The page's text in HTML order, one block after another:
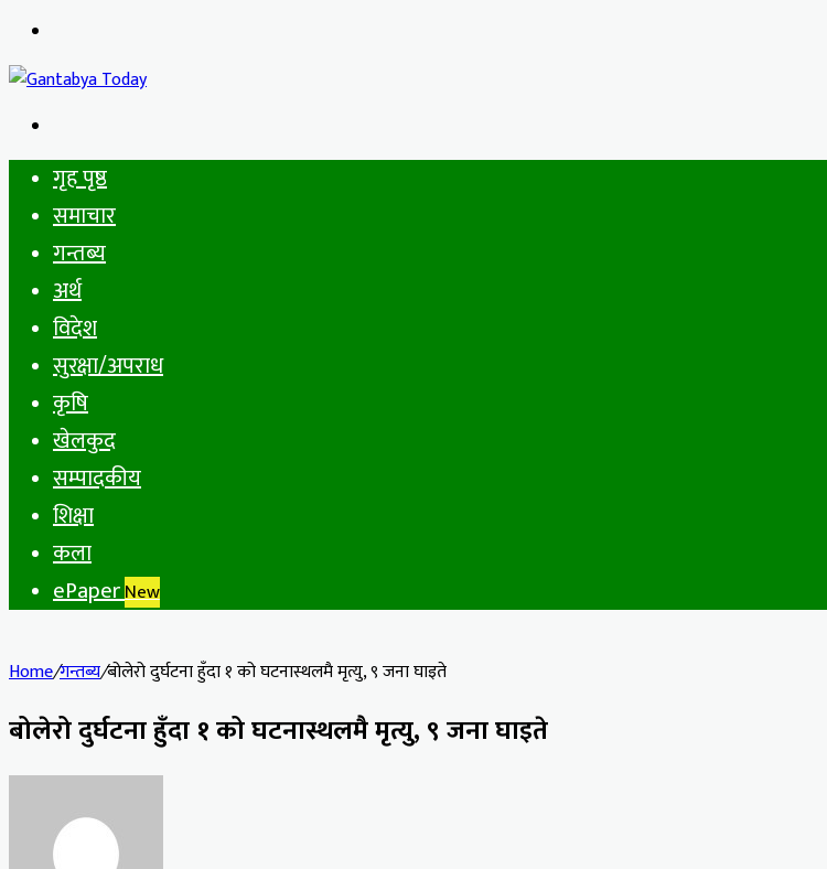
for
गृह पृष्ठ
समाचार
गन्तब्य
अर्थ
विदेश
सुरक्षा/अपराध
कृषि
खेलकुद
सम्पादकीय
शिक्षा
कला
ePaperNew
Home/गन्तब्य/बोलेरो दुर्घटना हुँदा १ को घटनास्थलमै मृत्यु, ९ जना घाइते
बोलेरो दुर्घटना हुँदा १ को घटनास्थलमै मृत्यु, ९ जना घाइते